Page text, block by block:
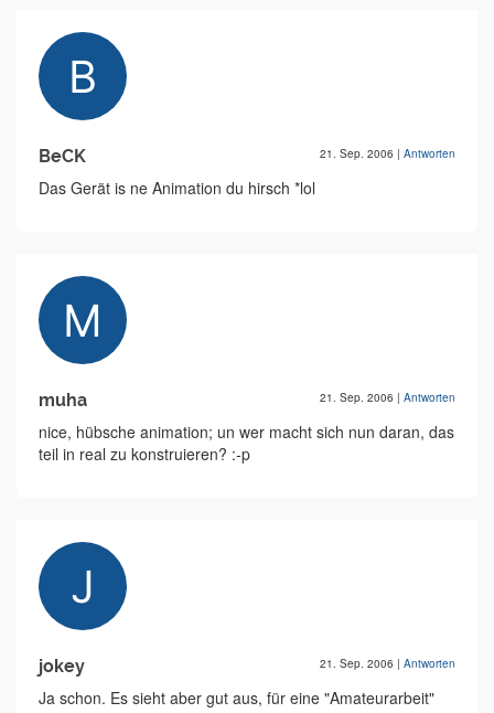
BeCK 21. Sep. 2006 | Antworten
Das Gerät is ne Animation du hirsch *lol
muha 21. Sep. 2006 | Antworten
nice, hübsche animation; un wer macht sich nun daran, das
teil in real zu konstruieren? :-p
jokey 21. Sep. 2006 | Antworten
Ja schon. Es sieht aber gut aus, für eine "Amateurarbeit"